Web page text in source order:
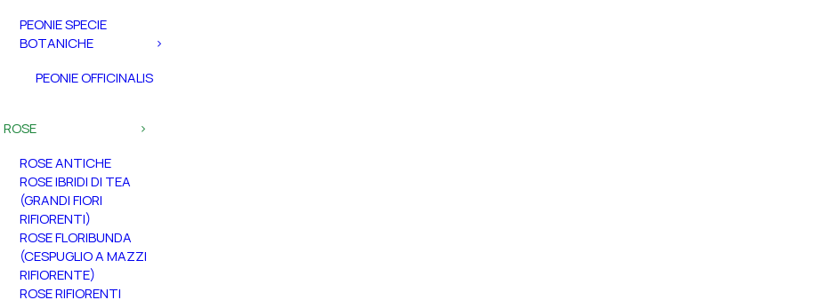
PEONIE SPECIE
BOTANICHE
PEONIE OFFICINALIS
ROSE
ROSE ANTICHE
ROSE IBRIDI DI TEA
(GRANDI FIORI
RIFIORENTI)
ROSE FLORIBUNDA
(CESPUGLIO A MAZZI
RIFIORENTE)
ROSE RIFIORENTI